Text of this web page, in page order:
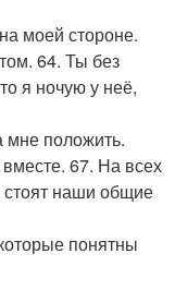
моей стороне.
64. Ты без
я ночую у неё,
мне положить.
67. На всех
стоят наши общие
понятны